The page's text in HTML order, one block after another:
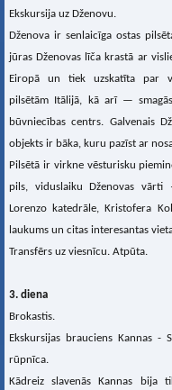
Ekskursija uz Dženovu.
Dženova ir senlaicīga ostas
jūras Dženovas līča krastā ar
Eiropā un tiek uzskatīta par
pilsētām Itālijā, kā arī —
būvniecības centrs. Galvenais
objekts ir bāka, kuru pazīst ar
Pilsētā ir virkne vēsturisku
pils, viduslaiku Dženovas vārti
Lorenzo katedrāle, Kristofera
laukums un citas interesantas
Transfērs uz viesnīcu. Atpūta.
3. diena
Brokastis.
Ekskursijas brauciens Kannas -
rūpnīca.
Kādreiz slavenās Kannas bija